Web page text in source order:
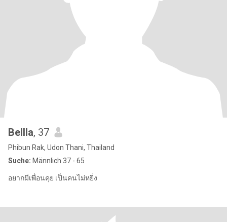
Bellla, 37
Phibun Rak, Udon Thani, Thailand
Suche: Männlich 37 - 65
อยากมีเพื่อนคุย เป็นคนไม่หยิ่ง